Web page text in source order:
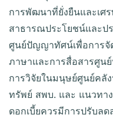
การพัฒนาที่ยั่งยืนและเศ
สาธารณประโยชน์และป
ศูนย์ปัญญาทัศน์เพื่อการ
ภาษาและการสื่อสารศูน
การวิจัยในมนุษย์ศูนย์ค
ทรัพย์ สพบ. และ แนวทา
ดอกเบี้ยควรมีการปรับล